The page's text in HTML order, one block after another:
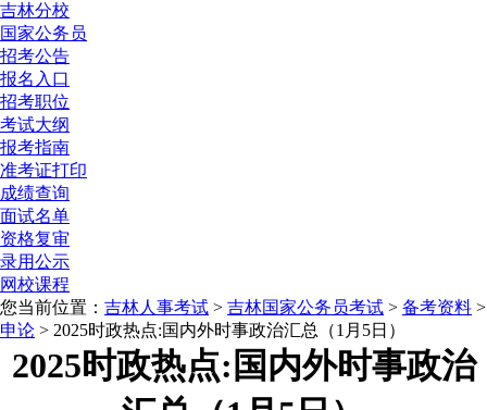
吉林分校
国家公务员
招考公告
报名入口
招考职位
考试大纲
报考指南
准考证打印
成绩查询
面试名单
资格复审
录用公示
网校课程
您当前位置： 吉林人事考试 > 吉林国家公务员考试 > 备考资料 >
申论 > 2025时政热点:国内外时事政治汇总（1月5日）
2025时政热点:国内外时事政治